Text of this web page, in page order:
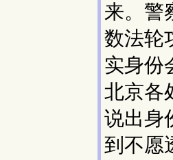
来。警
数法轮
实身份
北京各
说出身
到不愿